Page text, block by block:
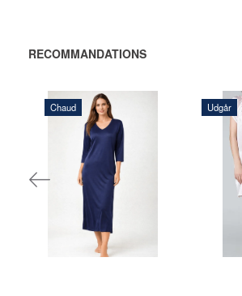
RECOMMANDATIONS
Chaud
984,00 DKK
AJOUTER
PANIER
Udgår